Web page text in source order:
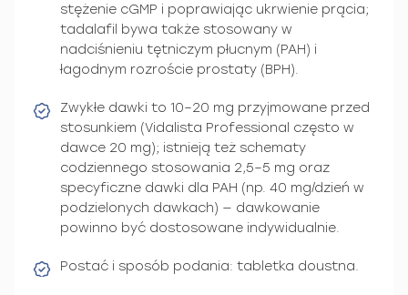
stężenie cGMP i poprawiając ukrwienie prącia;
tadalafil bywa także stosowany w
nadciśnieniu tętniczym płucnym (PAH) i
łagodnym rozroście prostaty (BPH).
Zwykłe dawki to 10–20 mg przyjmowane przed
stosunkiem (Vidalista Professional często w
dawce 20 mg); istnieją też schematy
codziennego stosowania 2,5–5 mg oraz
specyficzne dawki dla PAH (np. 40 mg/dzień w
podzielonych dawkach) — dawkowanie
powinno być dostosowane indywidualnie.
Postać i sposób podania: tabletka doustna.